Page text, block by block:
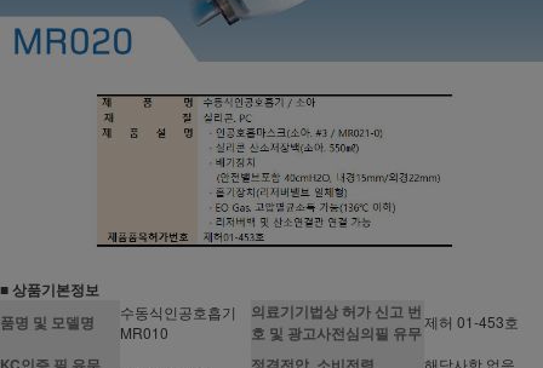
■ 상품기본정보
품명 및 모델명
수동식인공호흡기
MR010
의료기기법상 허가 신고 번
호 및 광고사전심의필 유무
제허 01-453호